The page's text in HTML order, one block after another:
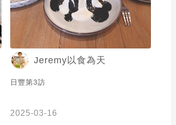
Jeremy以食為天
日豐第3訪
2025-03-16